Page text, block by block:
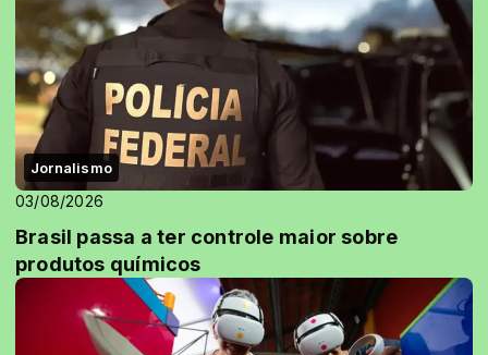
Jornalismo
03/08/2026
Brasil passa a ter controle maior sobre
produtos químicos